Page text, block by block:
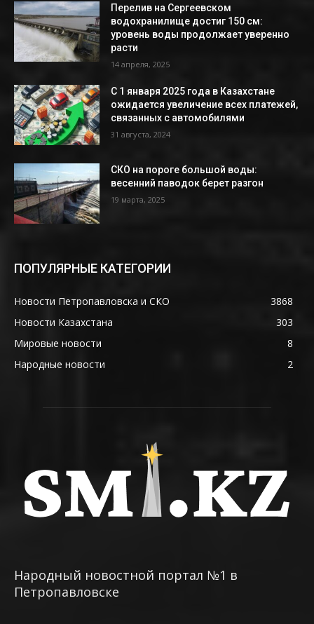
Перелив на Сергеевском
водохранилище достиг 150 см:
уровень воды продолжает уверенно
расти
14 апреля, 2025
С 1 января 2025 года в Казахстане
ожидается увеличение всех платежей,
связанных с автомобилями
31 августа, 2024
СКО на пороге большой воды:
весенний паводок берет разгон
19 марта, 2025
ПОПУЛЯРНЫЕ КАТЕГОРИИ
Новости Петропавловска и СКО
3868
Новости Казахстана
303
Мировые новости
8
Народные новости
2
Народный новостной портал №1 в
Петропавловске